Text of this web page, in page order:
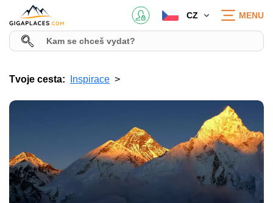
CZ MENU
Tvoje cesta: Inspirace